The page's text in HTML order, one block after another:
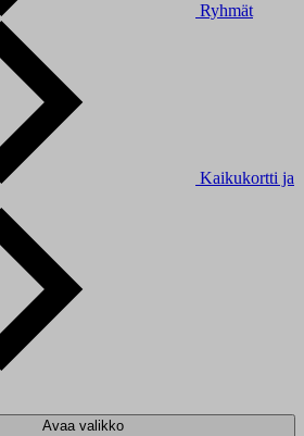
Ryhmät
Kaikukortti ja
Avaa valikko